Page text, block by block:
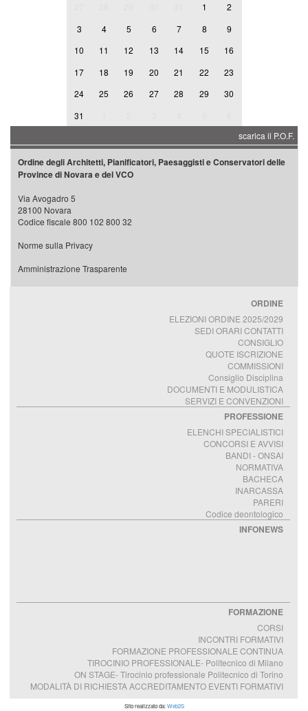
1
2
3
4 5 6 7 8
9
10
11 12 13 14 15
16
17
18 19 20 21 22
23
24
25 26 27 28 29
30
31
scarica il P.O.F.
Ordine degli Architetti, Pianificatori, Paesaggisti e Conservatori delle
Province di Novara e del VCO
Via Avogadro 5
28100 Novara
Codice fiscale 800 102 800 32
Norme sulla Privacy
Amministrazione Trasparente
ORDINE
ELEZIONI ORDINE 2025/2029
SEDI ORARI CONTATTI
CONSIGLIO
QUOTE ISCRIZIONE
COMMISSIONI
Consiglio Disciplina
DOCUMENTI E MODULISTICA
SERVIZI E CONVENZIONI
PROFESSIONE
ELENCHI SPECIALISTICI
CONCORSI E AVVISI
BANDI - ONSAI
NORMATIVA
BACHECA
INARCASSA
PARERI
Codice deontologico
INFONEWS
FORMAZIONE
CORSI
INCONTRI FORMATIVI
FORMAZIONE PROFESSIONALE CONTINUA
TIROCINIO PROFESSIONALE- Politecnico di Milano
ON STAGE- Tirocinio professionale Politecnico di Torino
MODALITÀ DI RICHIESTA ACCREDITAMENTO EVENTI FORMATIVI
Sito realizzato da:Web2S